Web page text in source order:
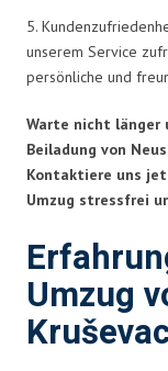
5.
unserem Service
persönliche und
Warte nicht länger
Beiladung von
Kontaktiere uns
Umzug stressfrei
Umzug